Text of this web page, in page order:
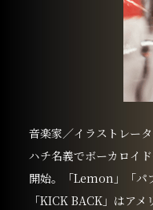
音楽家／イラストレー
ハチ名義でボーカロイ
開始。「Lemon」「パ
「KICK BACK」はア